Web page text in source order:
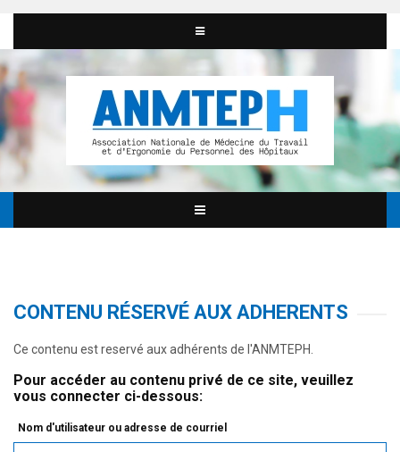
CONTENU RÉSERVÉ AUX ADHERENTS
Ce contenu est reservé aux adhérents de l'ANMTEPH.
Pour accéder au contenu privé de ce site, veuillez
vous connecter ci-dessous:
Nom d'utilisateur ou adresse de courriel